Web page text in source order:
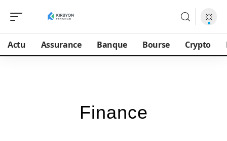
Actu Assurance Banque Bourse Crypto
Finance